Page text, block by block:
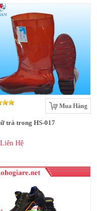
Mua Hàng
trà trong HS-017
Hệ